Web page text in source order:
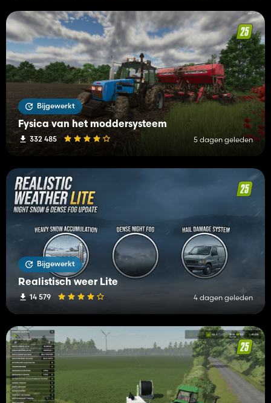
Bijgewerkt
Fysica van het moddersysteem
332 485 5 dagen geleden
Bijgewerkt
Realistisch weer Lite
14 579 4 dagen geleden